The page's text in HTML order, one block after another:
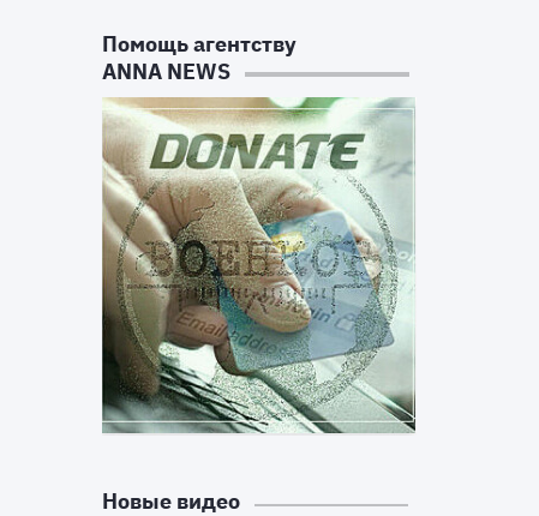
Помощь агентству
ANNA NEWS
Новые видео